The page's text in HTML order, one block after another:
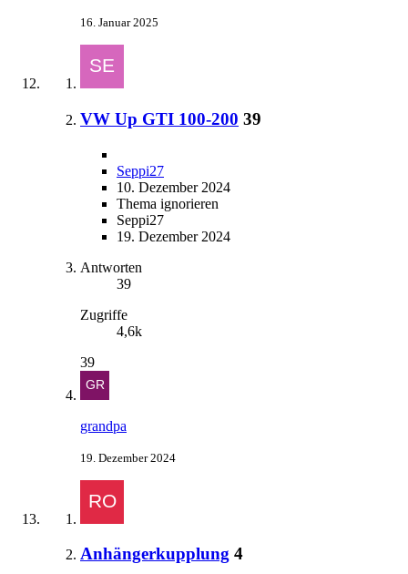
16. Januar 2025
VW Up GTI 100-200 39
Seppi27
10. Dezember 2024
Thema ignorieren
Seppi27
19. Dezember 2024
Antworten
39
Zugriffe
4,6k
39
grandpa
19. Dezember 2024
Anhängerkupplung 4